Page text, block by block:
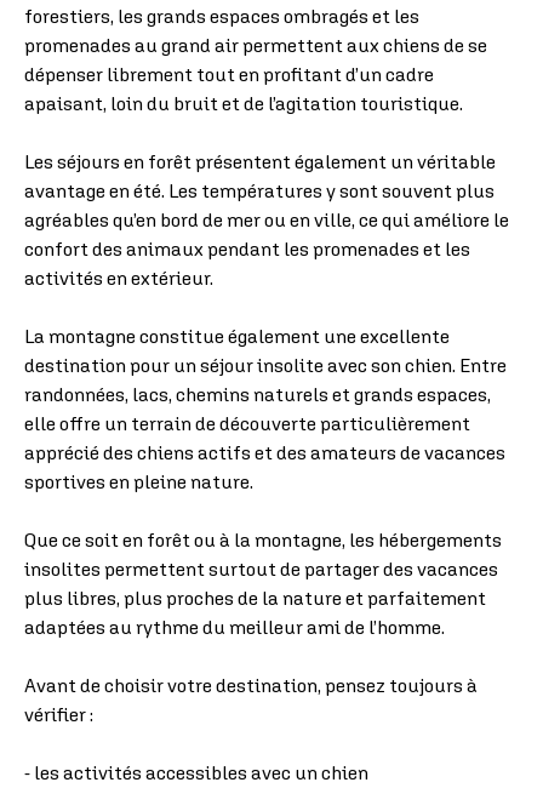
forestiers, les grands espaces ombragés et les
promenades au grand air permettent aux chiens de se
dépenser librement tout en profitant d’un cadre
apaisant, loin du bruit et de l’agitation touristique.
Les séjours en forêt présentent également un véritable
avantage en été. Les températures y sont souvent plus
agréables qu’en bord de mer ou en ville, ce qui améliore le
confort des animaux pendant les promenades et les
activités en extérieur.
La montagne constitue également une excellente
destination pour un séjour insolite avec son chien. Entre
randonnées, lacs, chemins naturels et grands espaces,
elle offre un terrain de découverte particulièrement
apprécié des chiens actifs et des amateurs de vacances
sportives en pleine nature.
Que ce soit en forêt ou à la montagne, les hébergements
insolites permettent surtout de partager des vacances
plus libres, plus proches de la nature et parfaitement
adaptées au rythme du meilleur ami de l’homme.
Avant de choisir votre destination, pensez toujours à
vérifier :
- les activités accessibles avec un chien